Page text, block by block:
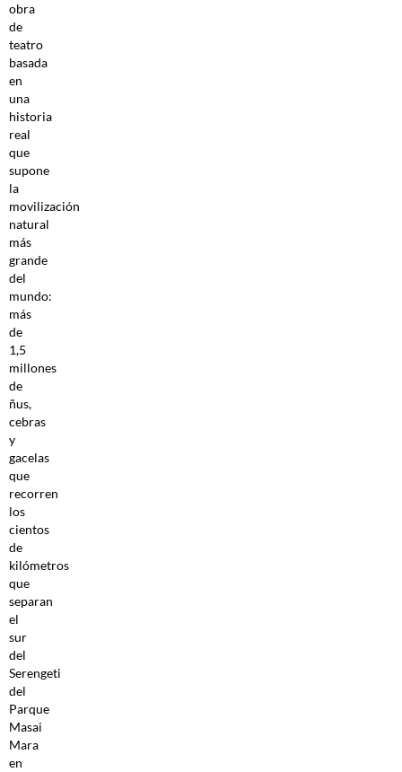
obra
de
teatro
basada
en
una
historia
real
que
supone
la
movilización
natural
más
grande
del
mundo:
más
de
1,5
millones
de
ñus,
cebras
y
gacelas
que
recorren
los
cientos
de
kilómetros
que
separan
el
sur
del
Serengeti
del
Parque
Masai
Mara
en